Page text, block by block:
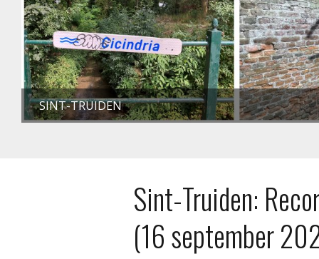
SINT-TRUIDEN
Sint-Truiden:
(16 september